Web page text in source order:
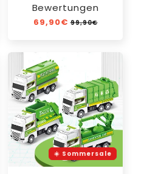
Bewertungen
Normaler
69,90€ Verkaufspreis
99,90€
☀️ Sommersale